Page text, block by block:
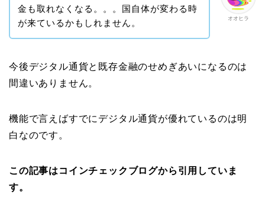
オオヒラ
金も取れなくなる。。。国自体が変わる時
が来ているかもしれません。
今後デジタル通貨と既存金融のせめぎあいになるのは
間違いありません。
機能で言えばすでにデジタル通貨が優れているのは明
白なのです。
この記事はコインチェックブログから引用していま
す。